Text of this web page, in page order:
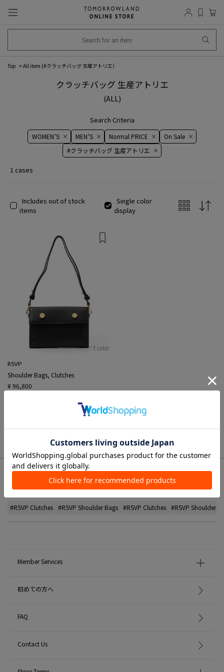
Top All item (#クラッチバッグ 生産アトリエ）
クラッチバッグ 生産アトリエ
(ALL)
Search Criteria
WOMEN’S MEN’S Normal PRICE
On ​​Sale​​
#クラッチバッグ 生産アトリエ
1 cases
Includes out of stock
items
Single color
display
1 color
RSVP
Shoulder Bags, Clutches
¥ 96,800
Related Tags
#RSVP Clutches #RSVP Shoulder Bags #RSVP Clutches #RSVP Shoulder
Member Services
初めての方へ
FAQ
Contact Us